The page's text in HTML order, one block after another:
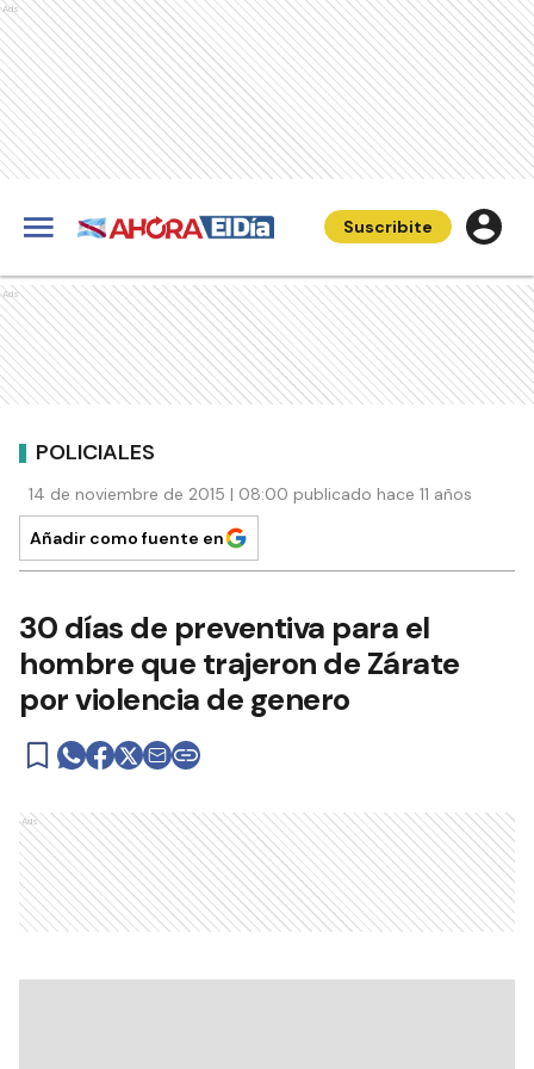
Ads
Suscribite
Ads
POLICIALES
14 de noviembre de 2015 | 08:00 publicado hace 11 años
Añadir como fuente en
30 días de preventiva para el
hombre que trajeron de Zárate
por violencia de genero
Ads